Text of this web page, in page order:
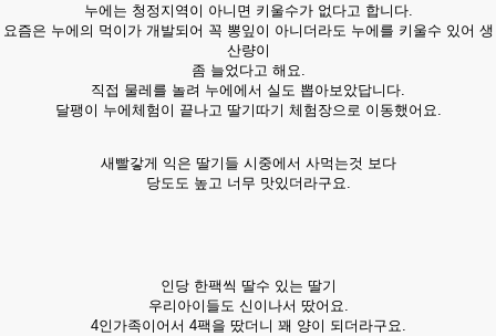
누에는 청정지역이 아니면 키울수가 없다고 합니다.
요즘은 누에의 먹이가 개발되어 꼭 뽕잎이 아니더라도 누에를 키울수 있어 생
산량이
좀 늘었다고 해요.
직접 물레를 놀려 누에에서 실도 뽑아보았답니다.
달팽이 누에체험이 끝나고 딸기따기 체험장으로 이동했어요.
새빨갛게 익은 딸기들 시중에서 사먹는것 보다
당도도 높고 너무 맛있더라구요.
인당 한팩씩 딸수 있는 딸기
우리아이들도 신이나서 땄어요.
4인가족이어서 4팩을 땄더니 꽤 양이 되더라구요.